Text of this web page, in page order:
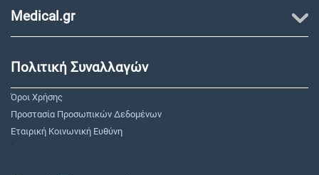
Medical.gr
Πολιτική Συναλλαγών
Όροι Χρήσης
Προστασία Προσωπικών Δεδομένων
Εταιρική Κοινωνική Ευθύνη
"